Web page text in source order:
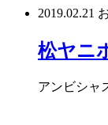
2019.02.21
松ヤニ
アンビシャ